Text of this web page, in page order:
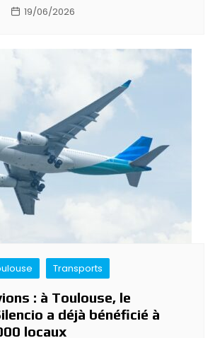
19/06/2026
Transports
: à Toulouse, le
a déjà bénéficié à
locaux